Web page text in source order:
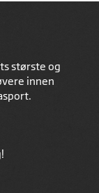
største og
innen